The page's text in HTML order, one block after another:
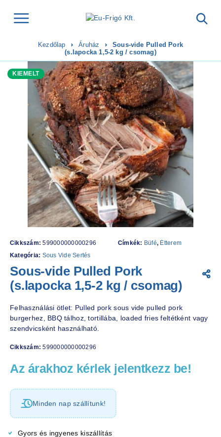
Kezdőlap Áruház
Sous-vide Pulled Pork
(s.lapocka 1,5-2 kg / csomag)
KIEMELT
Cikkszám:599000000000296
Kategória: Sous Vide Sertés
Címkék: Büfé, Étterem
Sous-vide Pulled Pork
(s.lapocka 1,5-2 kg / csomag)
Felhasználási ötlet: Pulled pork sous vide pulled pork
burgerhez, BBQ tálhoz, tortillába, loaded fries feltétként vagy
szendvicsként használható.
Cikkszám:599000000000296
Az árakhoz kérlek jelentkezz be!
Minden nap szállítunk!
Gyors és ingyenes kiszállítás